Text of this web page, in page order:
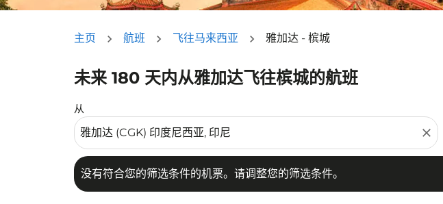
主页 航班 飞往马来西亚 雅加达 - 槟城
未来 180 天内从雅加达飞往槟城的航班
从
close
没有符合您的筛选条件的机票。请调整您的筛选条件。
没有符合您的筛选条件的机票。请调整您的筛选条件。